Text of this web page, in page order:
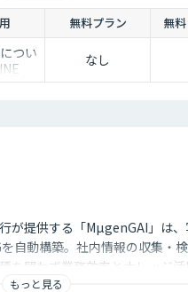
無料プラン 無
つい
の
なし
が提供する「MµgenGAI」は
自動構築。社内情報の収集・
を問わず業務効率とナレッジ活
もっと見る